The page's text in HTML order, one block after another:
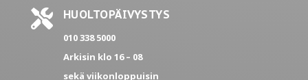
 HUOLTOPÄIVYSTYS
010 338 5000
Arkisin klo 16 – 08
sekä viikonloppuisin